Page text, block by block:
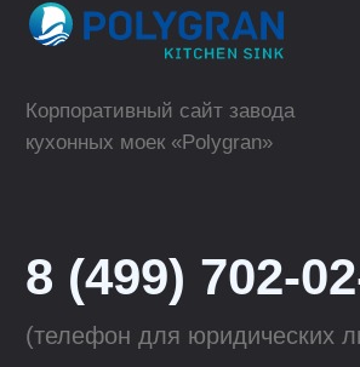
КАТАЛОГ
Кухонные мойки
Смесители для кухни
Аксессуары к мойкам
Сотрудничество
для скачивания
О компании
Производство
ТОРГОВЫЕ МАРКИ
QuartzBond
Tolero